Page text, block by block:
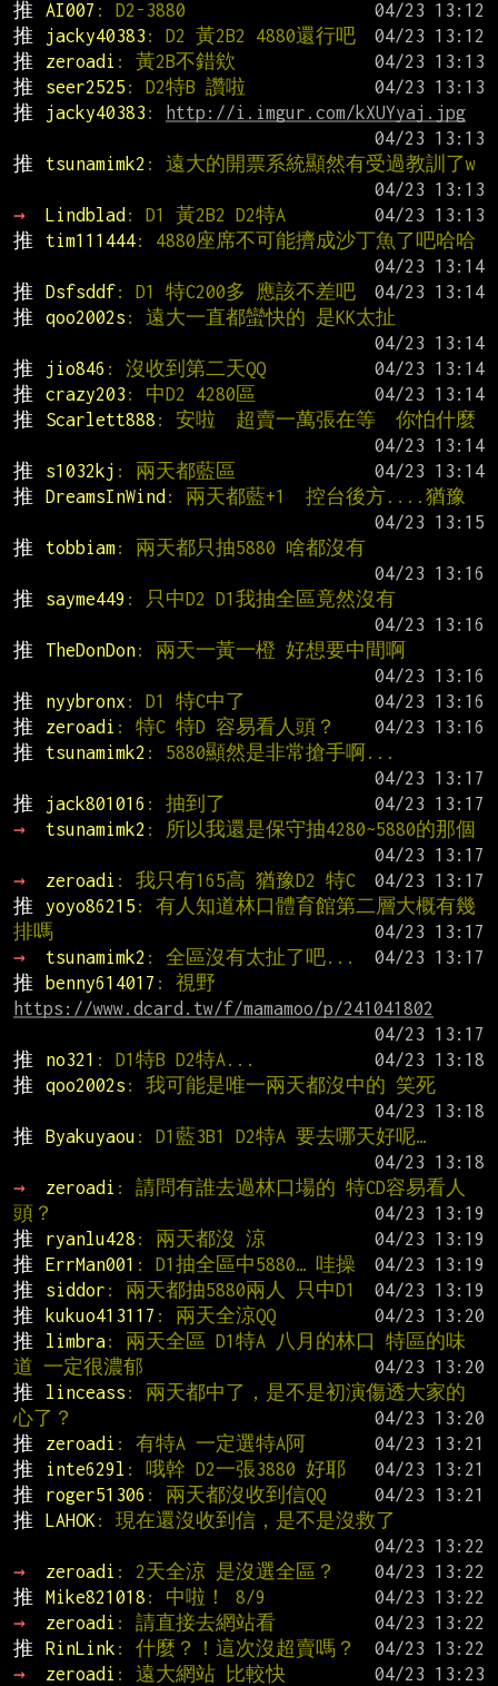
推 AI007 : D2-3880
推
jacky40383 : D2 黃2B2 4880還行吧
推
zeroadi : 黃2B不錯欸
推
seer2525 : D2特B 讚啦
推
jacky40383 :
http://i.imgur.com/kXUYyaj.jpg
推
tsunamimk2 : 遠大的開票系統顯然有受過教訓了w
→
Lindblad : D1 黃2B2 D2特A
推
tim111444: 4880座席不可能擠成沙丁魚了吧哈哈
推
Dsfsddf: D1 特C200多 應該不差吧
推
qoo2002s : 遠大一直都蠻快的 是KK太扯
推
jio846 : 沒收到第二天QQ
推
crazy203 : 中D2 4280區
推
Scarlett888 : 安啦  超賣一萬張在等  你怕什麼
推
s1032kj : 兩天都藍區
推
DreamsInWind : 兩天都藍+1  控台後方....猶豫
推
tobbiam: 兩天都只抽5880 啥都沒有
推
sayme449 : 只中D2 D1我抽全區竟然沒有
推
TheDonDon: 兩天一黃一橙 好想要中間啊
推
nyybronx : D1 特C中了
推
zeroadi : 特C 特D 容易看人頭？
推
tsunamimk2 : 5880顯然是非常搶手啊...
推
jack801016 : 抽到了
→
tsunamimk2 : 所以我還是保守抽4280~5880的那個
→
zeroadi : 我只有165高 猶豫D2 特C
推
yoyo86215 : 有人知道林口體育館第二層大概有幾
排嗎
→
tsunamimk2 : 全區沒有太扯了吧...
推
benny614017 : 視野
https://www.dcard.tw/f/mamamoo/p/241041802
推
no321 : D1特B D2特A...
推
qoo2002s : 我可能是唯一兩天都沒中的 笑死
推
Byakuyaou : D1藍3B1 D2特A 要去哪天好呢…
→
zeroadi : 請問有誰去過林口場的 特CD容易看人
頭？
推
ryanlu428 : 兩天都沒 涼
推
ErrMan001 : D1抽全區中5880… 哇操
推
siddor : 兩天都抽5880兩人 只中D1
推
kukuo413117 : 兩天全涼QQ
推
limbra: 兩天全區 D1特A 八月的林口 特區的味
道 一定很濃郁
推
linceass : 兩天都中了，是不是初演傷透大家的
心了？
推
zeroadi : 有特A 一定選特A阿
推
inte629l : 哦幹 D2一張3880 好耶
推
roger51306 : 兩天都沒收到信QQ
推
LAHOK : 現在還沒收到信，是不是沒救了
→
zeroadi : 2天全涼 是沒選全區？
推
Mike821018 : 中啦！ 8/9
→
zeroadi : 請直接去網站看
推
RinLink : 什麼？！這次沒超賣嗎？
→
zeroadi : 遠大網站 比較快